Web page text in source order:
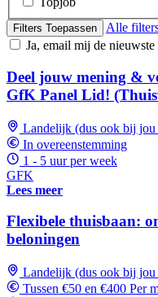
Filters Toepassen
Alle
Ja, email mij de
Deel jouw mening &
GfK Panel Lid!
Landelijk (dus ook bij jou
In overeenstemming
1 - 5 uur per week
GFK
Lees meer
Flexibele thuisbaan:
beloningen
Landelijk (dus ook bij jou
Tussen €50 en €400 Per